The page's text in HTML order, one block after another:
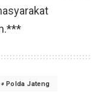
Polda Jateng